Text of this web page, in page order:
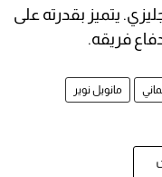
يتميز بقدرته على
فريقه.
مانويل نوير